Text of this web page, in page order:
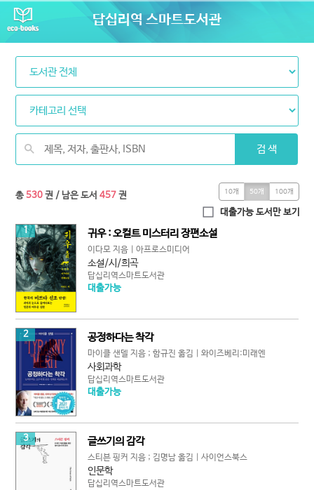
답십리역 스마트도서관
검 색
총530 권 / 남은 도서457 권 10개 50개 100개
대출가능 도서만 보기
1
귀우 : 오컬트 미스터리 장편소설
이다모 지음 | 아프로스미디어
소설/시/희곡
답십리역스마트도서관
대출가능
2 공정하다는 착각
마이클 샌델 지음 ; 함규진 옮김 | 와이즈베리:미래엔
사회과학
답십리역스마트도서관
대출가능
3 글쓰기의 감각
스티븐 핑커 지음 ; 김명남 옮김 | 사이언스북스
인문학
답십리역스마트도서관